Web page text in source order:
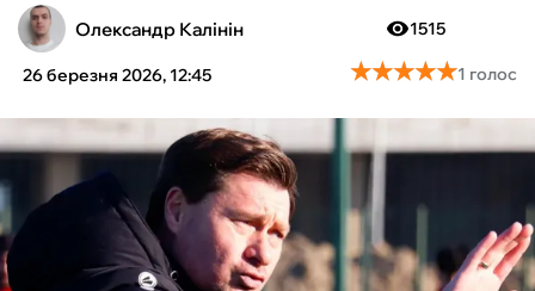
ТЕНІС
КІБЕРСПОРТ
ЧС-2026
Олександр Калінін
26 березня 2026, 12:45
1515
★★★★★
★★★★★1 голос